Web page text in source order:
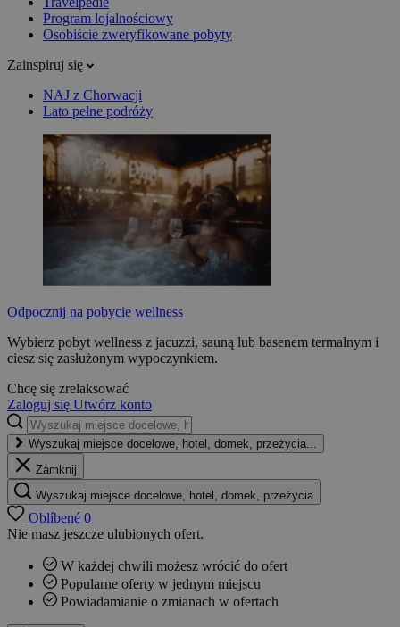
Program lojalnościowy
Osobiście zweryfikowane pobyty
Zainspiruj się
NAJ z Chorwacji
Lato pełne podróży
Odpocznij na pobycie wellness
Wybierz pobyt wellness z jacuzzi, sauną lub basenem termalnym i
ciesz się zasłużonym wypoczynkiem.
Chcę się zrelaksować
Zaloguj się Utwórz konto
Wyszukaj miejsce docelowe, hotel, domek, przeżycia...
Zamknij
Wyszukaj miejsce docelowe, hotel, domek, przeżycia
Oblíbené 0
Nie masz jeszcze ulubionych ofert.
W każdej chwili możesz wrócić do ofert
Popularne oferty w jednym miejscu
Powiadamianie o zmianach w ofertach